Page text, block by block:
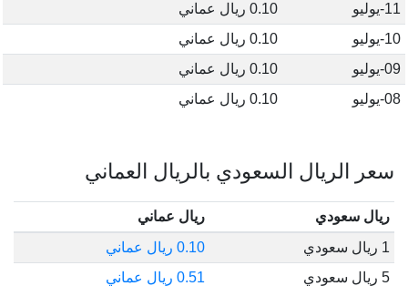
11-يوليو
0.10 ريال عماني
10-يوليو
0.10 ريال عماني
09-يوليو
0.10 ريال عماني
08-يوليو
0.10 ريال عماني
سعر الريال السعودي بالريال العماني
ريال سعودي
ريال عماني
1 ريال سعودي
0.10 ريال عماني
5 ريال سعودي
0.51 ريال عماني